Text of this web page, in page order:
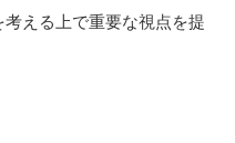
える上で重要な視点を提